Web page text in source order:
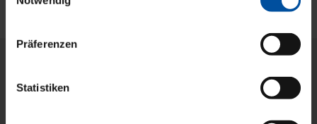
Präferenzen
Statistiken